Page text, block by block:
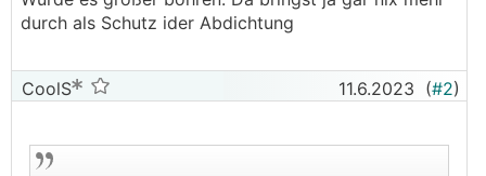
durch als Schutz ider Abdichtung
CoolS 11.6.2023 (#2)